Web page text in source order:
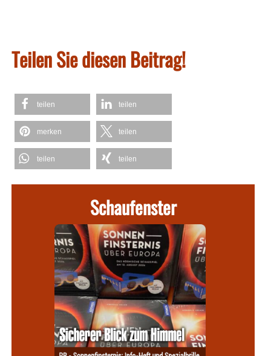
Teilen Sie diesen Beitrag!
teilen teilen
merken teilen
teilen teilen
Schaufenster